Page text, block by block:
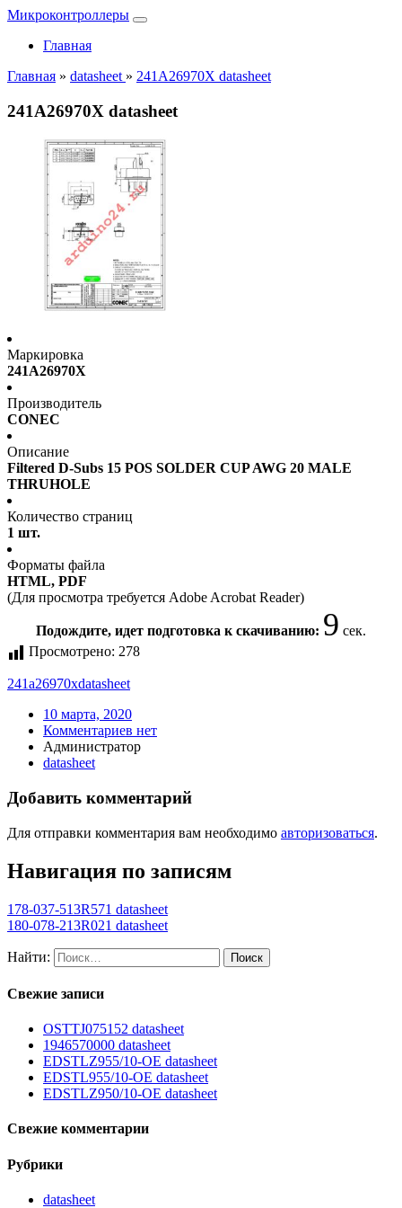
Микроконтроллеры
Главная
Главная » datasheet » 241A26970X datasheet
241A26970X datasheet
Маркировка
241A26970X
Производитель
CONEC
Описание
Filtered D-Subs 15 POS SOLDER CUP AWG 20 MALE
THRUHOLE
Количество страниц
1 шт.
Форматы файла
HTML, PDF
(Для просмотра требуется Adobe Acrobat Reader)
Подождите, идет подготовка к скачиванию: 9 сек.
Просмотрено: 278
241a26970xdatasheet
10 марта, 2020
Комментариев нет
Администратор
datasheet
Добавить комментарий
Для отправки комментария вам необходимо авторизоваться.
Навигация по записям
178-037-513R571 datasheet
180-078-213R021 datasheet
Найти:
Свежие записи
OSTTJ075152 datasheet
1946570000 datasheet
EDSTLZ955/10-OE datasheet
EDSTL955/10-OE datasheet
EDSTLZ950/10-OE datasheet
Свежие комментарии
Рубрики
datasheet